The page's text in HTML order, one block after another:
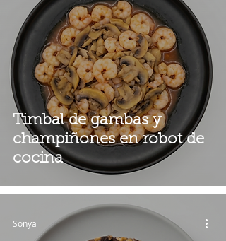
Timbal de gambas y
champiñones en robot de
cocina
Sonya